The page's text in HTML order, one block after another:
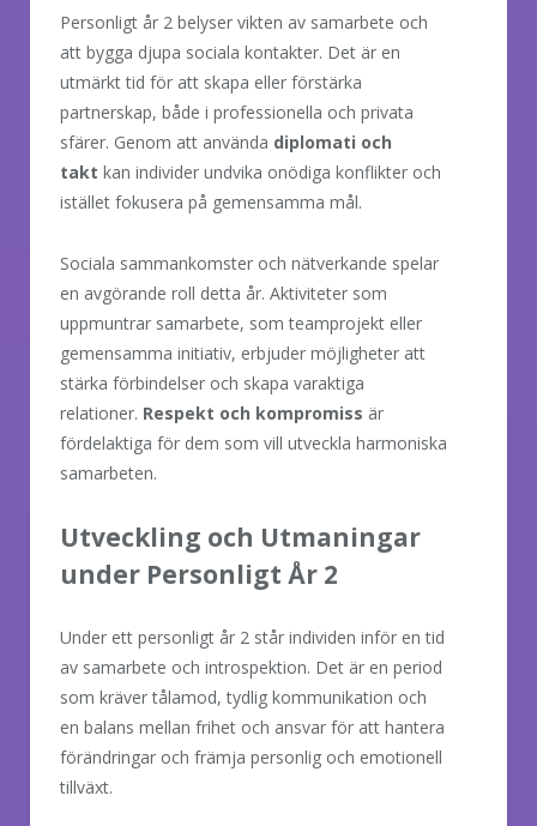
Personligt år 2 belyser vikten av samarbete och
att bygga djupa sociala kontakter. Det är en
utmärkt tid för att skapa eller förstärka
partnerskap, både i professionella och privata
sfärer. Genom att använda diplomati och
takt kan individer undvika onödiga konflikter och
istället fokusera på gemensamma mål.
Sociala sammankomster och nätverkande spelar
en avgörande roll detta år. Aktiviteter som
uppmuntrar samarbete, som teamprojekt eller
gemensamma initiativ, erbjuder möjligheter att
stärka förbindelser och skapa varaktiga
relationer. Respekt och kompromiss är
fördelaktiga för dem som vill utveckla harmoniska
samarbeten.
Utveckling och Utmaningar
under Personligt År 2
Under ett personligt år 2 står individen inför en tid
av samarbete och introspektion. Det är en period
som kräver tålamod, tydlig kommunikation och
en balans mellan frihet och ansvar för att hantera
förändringar och främja personlig och emotionell
tillväxt.